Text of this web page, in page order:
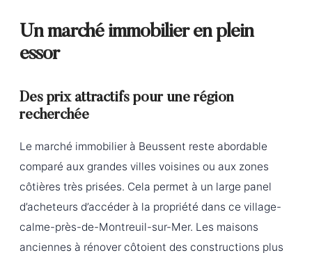
Un marché immobilier en plein
essor
Des prix attractifs pour une région
recherchée
Le marché immobilier à Beussent reste abordable
comparé aux grandes villes voisines ou aux zones
côtières très prisées. Cela permet à un large panel
d’acheteurs d’accéder à la propriété dans ce village-
calme-près-de-Montreuil-sur-Mer. Les maisons
anciennes à rénover côtoient des constructions plus